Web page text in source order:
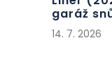
garáž
14. 7. 2026